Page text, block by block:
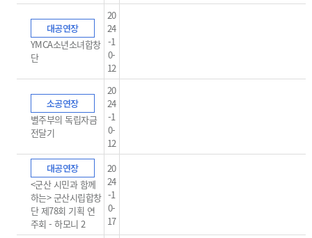
대공연장
YMCA소년소녀합창
단
20
24
-1
0-
12
소공연장
별주부의 독립자금
전달기
20
24
-1
0-
12
대공연장
<군산 시민과 함께
하는> 군산시립합창
단 제78회 기획 연
주회 - 하모니 2
20
24
-1
0-
17